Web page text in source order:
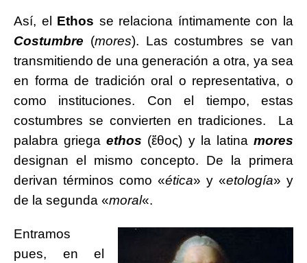
Así, el Ethos se relaciona íntimamente con la
Costumbre (mores). Las costumbres se van
transmitiendo de una generación a otra, ya sea
en forma de tradición oral o representativa, o
como instituciones. Con el tiempo, estas
costumbres se convierten en tradiciones. La
palabra griegaethos (ἔθος) y la latinamores
designan el mismo concepto. De la primera
derivan términos como «ética» y «etología» y
de la segunda «moral«.
Entramos
pues, en el